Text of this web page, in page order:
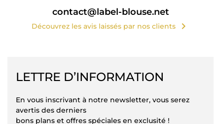
contact@label-blouse.net
Découvrez les avis laissés par nos clients chevron_right
LETTRE D’INFORMATION
En vous inscrivant à notre newsletter, vous serez
avertis des derniers
bons plans et offres spéciales en exclusité !